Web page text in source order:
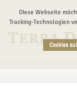
Diese Webseite
Tracking-Technologien
Cookies